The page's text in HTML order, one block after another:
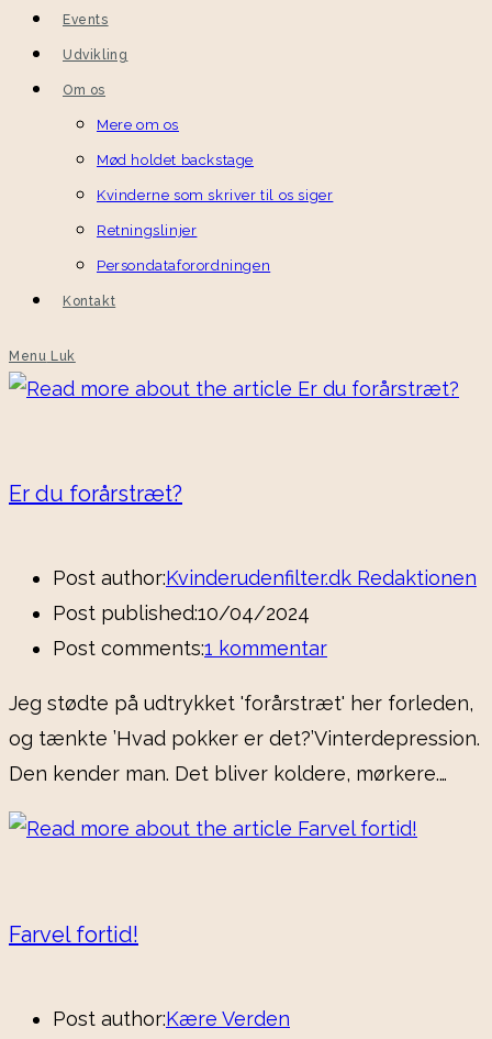
Events
Udvikling
Om os
Mere om os
Mød holdet backstage
Kvinderne som skriver til os siger
Retningslinjer
Persondataforordningen
Kontakt
Menu Luk
Er du forårstræt?
Post author:Kvinderudenfilter.dk Redaktionen
Post published:10/04/2024
Post comments:1 kommentar
Jeg stødte på udtrykket 'forårstræt' her forleden,
og tænkte ’Hvad pokker er det?’Vinterdepression.
Den kender man. Det bliver koldere, mørkere.…
Farvel fortid!
Post author:Kære Verden